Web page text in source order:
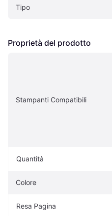
Tipo
Proprietà del prodotto
Stampanti Compatibili
Quantità
Colore
Resa Pagina